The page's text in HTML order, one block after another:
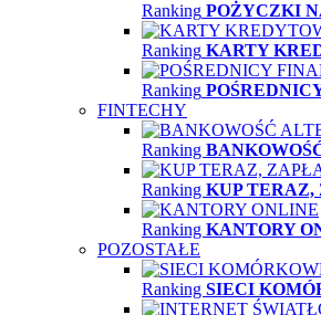
Ranking POŻYCZKI
Ranking KARTY
Ranking
FINTECHY
Ranking
Ranking KUP TERAZ,
Ranking KANTORY
POZOSTAŁE
Ranking SIECI